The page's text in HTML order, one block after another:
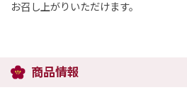
お召し上がりいただけます。
商品情報